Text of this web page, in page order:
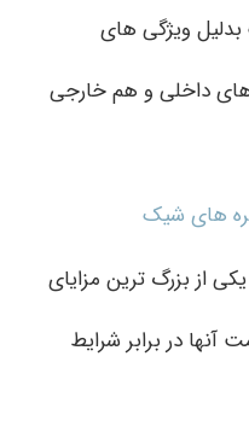
بدلیل ویژگی های
داخلی و هم خارجی
از بزرگ ترین مزایای
در برابر شرایط